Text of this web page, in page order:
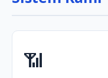
📶